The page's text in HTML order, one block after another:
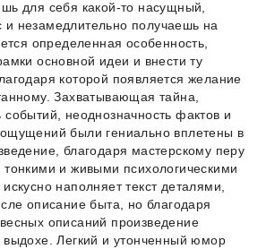
для себя какой-то насущный,
незамедлительно получаешь на
определенная особенность,
основной идеи и внести ту
которой появляется желание
Захватывающая тайна,
событий, неоднозначность фактов и
ощущений были гениально вплетены в
благодаря мастерскому перу
и живыми психологическими
наполняет текст деталями,
описание быта, но благодаря
описаний произведение
выдохе. Легкий и утонченный юмор